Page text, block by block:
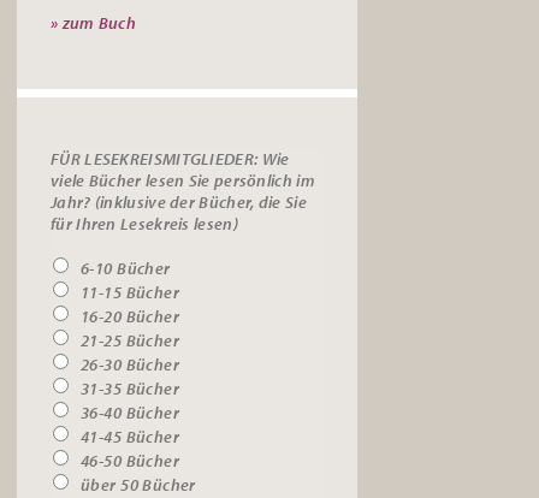
» zum Buch
FÜR LESEKREISMITGLIEDER: Wie
viele Bücher lesen Sie persönlich im
Jahr? (inklusive der Bücher, die Sie
für Ihren Lesekreis lesen)
6-10 Bücher
11-15 Bücher
16-20 Bücher
21-25 Bücher
26-30 Bücher
31-35 Bücher
36-40 Bücher
41-45 Bücher
46-50 Bücher
über 50 Bücher